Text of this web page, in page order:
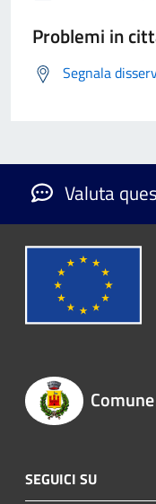
Problemi in
Segnala
Valuta
SEGUICI SU